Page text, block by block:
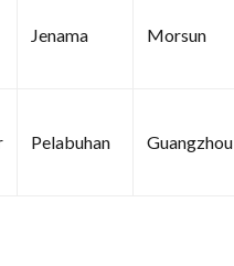
Jenama Morsun
Pelabuhan Guangzhou